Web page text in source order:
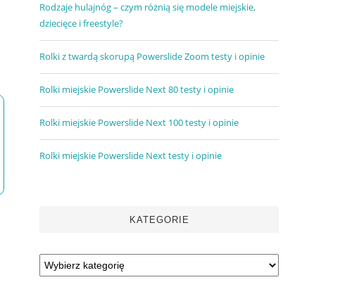
Rodzaje hulajnóg – czym różnią się modele miejskie,
dziecięce i freestyle?
Rolki z twardą skorupą Powerslide Zoom testy i opinie
Rolki miejskie Powerslide Next 80 testy i opinie
Rolki miejskie Powerslide Next 100 testy i opinie
Rolki miejskie Powerslide Next testy i opinie
KATEGORIE